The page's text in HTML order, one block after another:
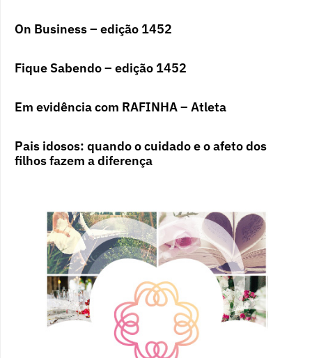
On Business – edição 1452
Fique Sabendo – edição 1452
Em evidência com RAFINHA – Atleta
Pais idosos: quando o cuidado e o afeto dos
filhos fazem a diferença